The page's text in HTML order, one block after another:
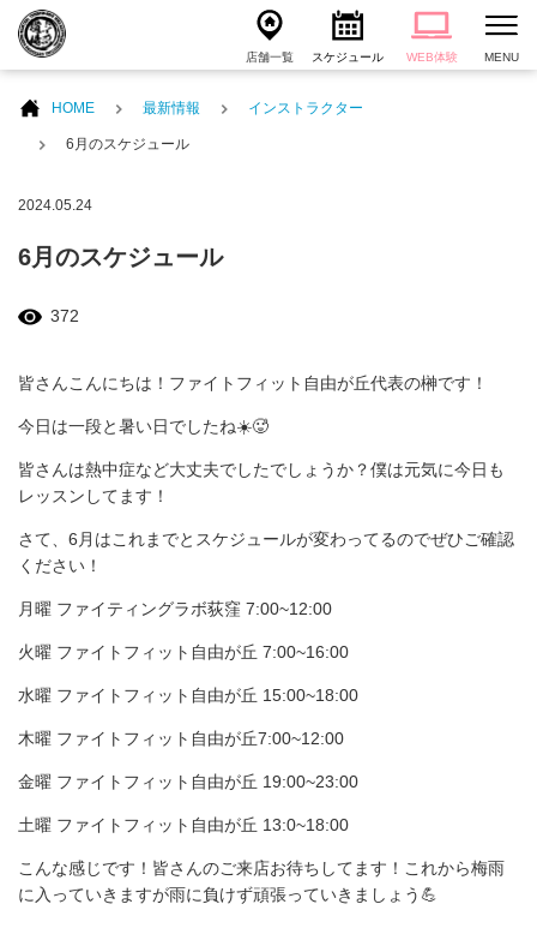
店舗一覧 スケジュール WEB体験 MENU
HOME 最新情報 インストラクター
6月のスケジュール
2024.05.24
6月のスケジュール
372
皆さんこんにちは！ファイトフィット自由が丘代表の榊です！
今日は一段と暑い日でしたね☀️🥵
皆さんは熱中症など大丈夫でしたでしょうか？僕は元気に今日も
レッスンしてます！
さて、6月はこれまでとスケジュールが変わってるのでぜひご確認
ください！
月曜 ファイティングラボ荻窪 7:00~12:00
火曜 ファイトフィット自由が丘 7:00~16:00
水曜 ファイトフィット自由が丘 15:00~18:00
木曜 ファイトフィット自由が丘7:00~12:00
金曜 ファイトフィット自由が丘 19:00~23:00
土曜 ファイトフィット自由が丘 13:0~18:00
こんな感じです！皆さんのご来店お待ちしてます！これから梅雨
に入っていきますが雨に負けず頑張っていきましょう💪